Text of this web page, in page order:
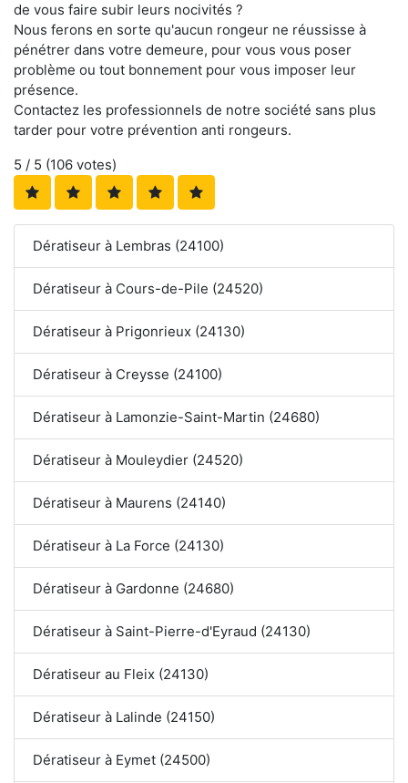
de vous faire subir leurs nocivités ?
Nous ferons en sorte qu'aucun rongeur ne réussisse à
pénétrer dans votre demeure, pour vous vous poser
problème ou tout bonnement pour vous imposer leur
présence.
Contactez les professionnels de notre société sans plus
tarder pour votre prévention anti rongeurs.
5 / 5 (106 votes)
Dératiseur à Lembras (24100)
Dératiseur à Cours-de-Pile (24520)
Dératiseur à Prigonrieux (24130)
Dératiseur à Creysse (24100)
Dératiseur à Lamonzie-Saint-Martin (24680)
Dératiseur à Mouleydier (24520)
Dératiseur à Maurens (24140)
Dératiseur à La Force (24130)
Dératiseur à Gardonne (24680)
Dératiseur à Saint-Pierre-d'Eyraud (24130)
Dératiseur au Fleix (24130)
Dératiseur à Lalinde (24150)
Dératiseur à Eymet (24500)